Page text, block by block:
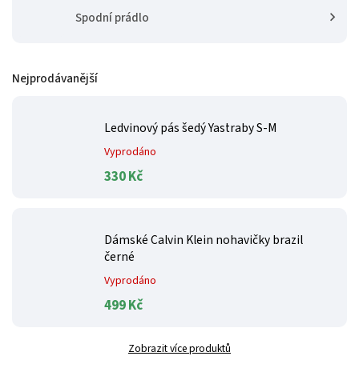
Spodní prádlo
Nejprodávanější
Ledvinový pás šedý Yastraby S-M
Vyprodáno
330 Kč
Dámské Calvin Klein nohavičky brazil
černé
Vyprodáno
499 Kč
Zobrazit více produktů